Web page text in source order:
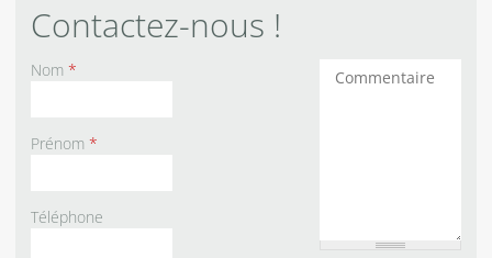
Contactez-nous !
Nom *
Prénom *
Téléphone
Commentaires